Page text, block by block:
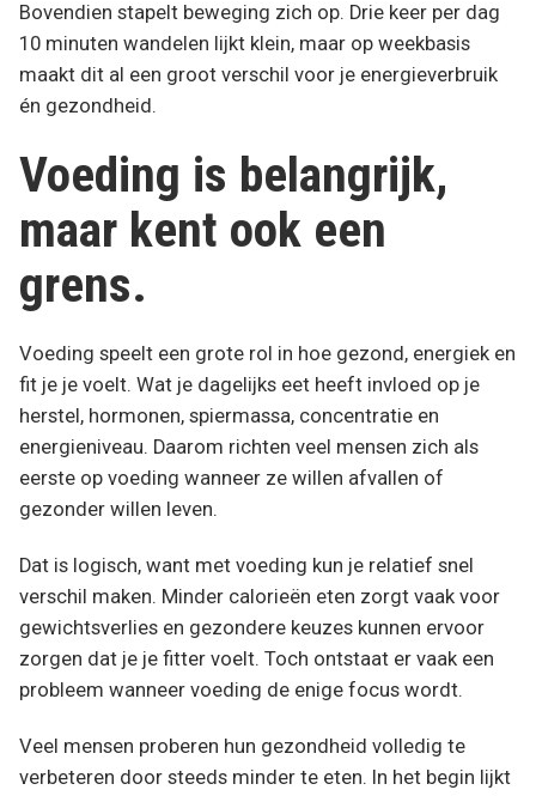
Bovendien stapelt beweging zich op. Drie keer per dag
10 minuten wandelen lijkt klein, maar op weekbasis
maakt dit al een groot verschil voor je energieverbruik
én gezondheid.
Voeding is belangrijk,
maar kent ook een
grens.
Voeding speelt een grote rol in hoe gezond, energiek en
fit je je voelt. Wat je dagelijks eet heeft invloed op je
herstel, hormonen, spiermassa, concentratie en
energieniveau. Daarom richten veel mensen zich als
eerste op voeding wanneer ze willen afvallen of
gezonder willen leven.
Dat is logisch, want met voeding kun je relatief snel
verschil maken. Minder calorieën eten zorgt vaak voor
gewichtsverlies en gezondere keuzes kunnen ervoor
zorgen dat je je fitter voelt. Toch ontstaat er vaak een
probleem wanneer voeding de enige focus wordt.
Veel mensen proberen hun gezondheid volledig te
verbeteren door steeds minder te eten. In het begin lijkt